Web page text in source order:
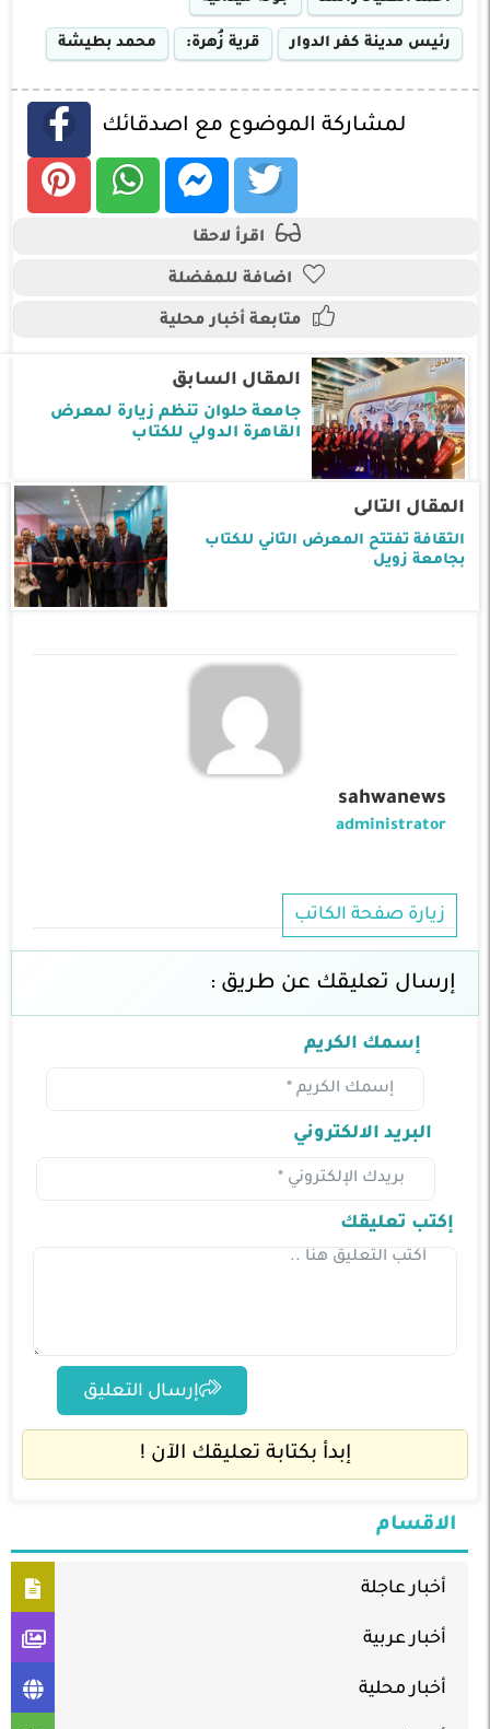
رئيس مدينة كفر الدوار قرية زُهرة: محمد بطيشة
لمشاركة الموضوع مع اصدقائك
اقرأ لاحقا
اضافة للمفضلة
متابعة أخبار محلية
المقال السابق
جامعة حلوان تنظم زيارة لمعرض
القاهرة الدولي للكتاب
المقال التالى
الثقافة تفتتح المعرض الثاني للكتاب
بجامعة زويل
sahwanews
administrator
زيارة صفحة الكاتب
إرسال تعليقك عن طريق :
إسمك الكريم
البريد الالكتروني
إكتب تعليقك
إرسال التعليق
إبدأ بكتابة تعليقك الآن !
الاقسام
أخبار عاجلة
أخبار عربية
أخبار محلية